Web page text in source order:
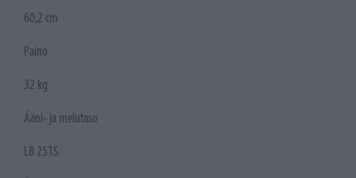
60,2 cm
Paino
32 kg
Ääni- ja melutaso
LB 251S